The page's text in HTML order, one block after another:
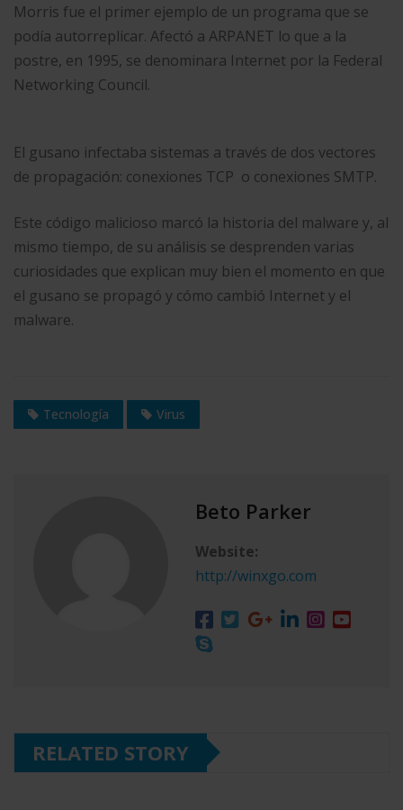
Morris fue el primer ejemplo de un programa que se
podía autorreplicar. Afectó a ARPANET lo que a la
postre, en 1995, se denominara Internet por la Federal
Networking Council.
El gusano infectaba sistemas a través de dos vectores
de propagación: conexiones TCP o conexiones SMTP.
Este código malicioso marcó la historia del malware y, al
mismo tiempo, de su análisis se desprenden varias
curiosidades que explican muy bien el momento en que
el gusano se propagó y cómo cambió Internet y el
malware.
Tecnología Virus
Beto Parker
Website:
http://winxgo.com
RELATED STORY